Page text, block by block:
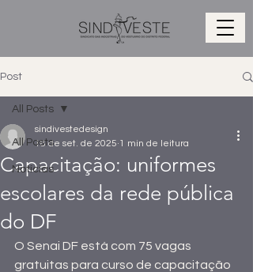
Post
All Posts
Notícias
All Posts
Capacitação: uniformes
escolares da rede pública
do DF
sindivestedesign
18 de set. de 2025 1 min de leitura
O Senai DF está com 75 vagas
gratuitas para curso de capacitação